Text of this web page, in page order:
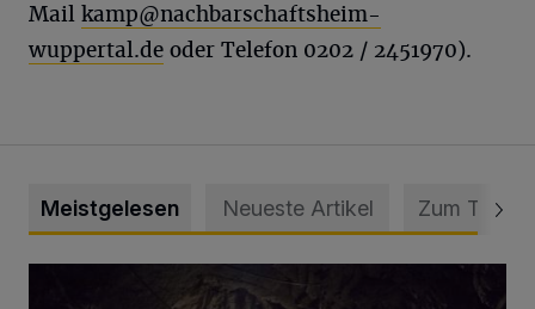
Mail kamp@nachbarschaftsheim-
wuppertal.de oder Telefon 0202 / 2451970).
Meistgelesen Neueste Artikel Zum Thema